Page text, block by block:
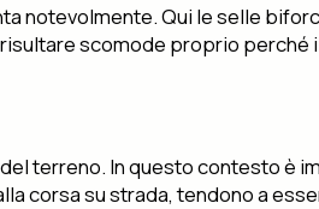
notevolmente. Qui le selle
scomode proprio perché
terreno. In questo contesto è
corsa su strada, tendono a